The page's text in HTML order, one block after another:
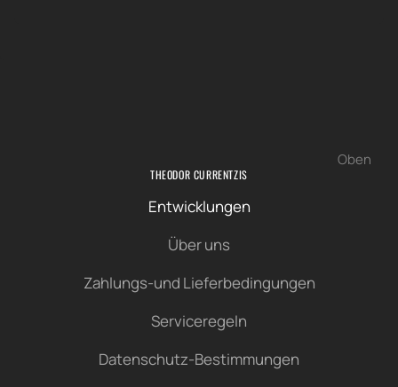
Oben
THEODOR CURRENTZIS
Entwicklungen
Über uns
Zahlungs-und Lieferbedingungen
Serviceregeln
Datenschutz-Bestimmungen